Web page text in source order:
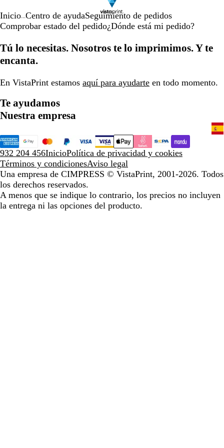
Inicio Centro de ayudaSeguimiento de pedidos
Comprobar estado del pedido¿Dónde está mi pedido?
Tú lo necesitas. Nosotros te lo imprimimos. Y te
encanta.
En VistaPrint estamos aquí para ayudarte en todo momento.
Te ayudamos
Nuestra empresa
932 204 456InicioPolítica de privacidad y cookies
Términos y condicionesAviso legal
Una empresa de CIMPRESS © VistaPrint, 2001-2026. Todos
los derechos reservados.
A menos que se indique lo contrario, los precios no incluyen
la entrega ni las opciones del producto.